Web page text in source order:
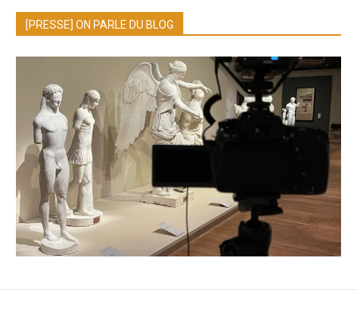
[PRESSE] ON PARLE DU BLOG